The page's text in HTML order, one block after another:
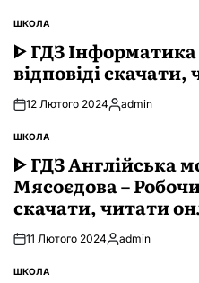
ОПУБЛІКУВАТИ
У
ШКОЛА
ᐈ ГДЗ
відповіді
12 Лютого 2024Опубліковано
admin
ОПУБЛІКУВАТИ
У
ШКОЛА
ᐈ ГДЗ Англійська
Мясоєдова –
скачати, читати
11 Лютого 2024Опубліковано
admin
ОПУБЛІКУВАТИ
ШКОЛА